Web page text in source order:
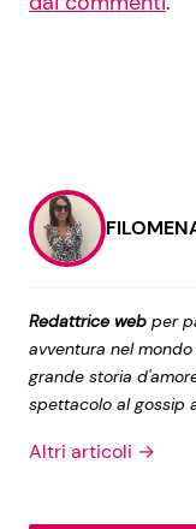
Redattrice web per
avventura nel mondo
grande storia
spettacolo al gossip
Altri articoli →